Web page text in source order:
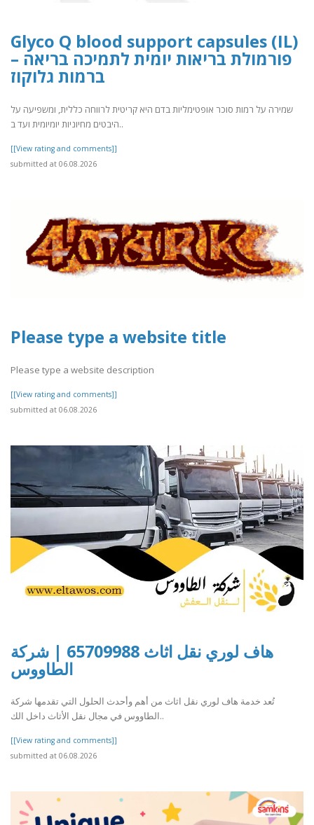
Glyco Q blood support capsules (IL)
– פורמולת בריאות יומית לתמיכה בריאה
ברמות גלוקוז
שמירה על רמות סוכר אופטימליות בדם היא קריטית לרווחה כללית, ומשפיעה על
היבטים מחיוניות יומיומית ועד ב..
[[View rating and comments]]
submitted at 06.08.2026
Please type a website title
Please type a website description
[[View rating and comments]]
submitted at 06.08.2026
هاف لوري نقل اثاث 65709988 | شركة
الطاووس
تُعد خدمة هاف لوري نقل اثاث من أهم وأحدث الحلول التي تقدمها شركة
الطاووس في مجال نقل الأثاث داخل الك..
[[View rating and comments]]
submitted at 06.08.2026